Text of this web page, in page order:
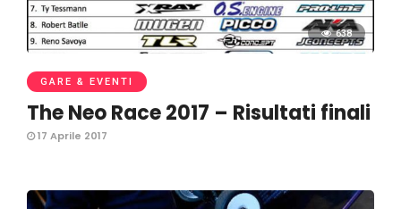
638
GARE & EVENTI
The Neo Race 2017 – Risultati finali
17 Aprile 2017